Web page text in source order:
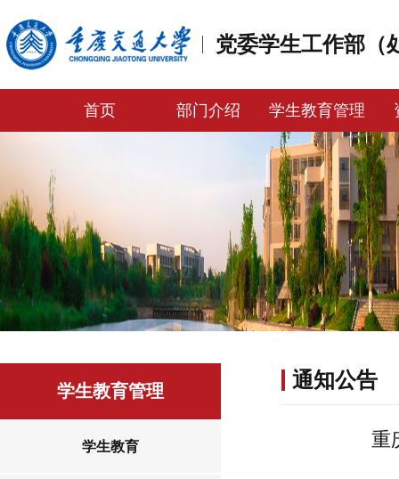
党委学生工作部（
首页 部门介绍 学生教育管理
学生教育管理
学生教育
通知公告
重